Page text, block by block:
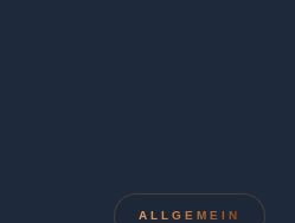
ALLGEMEIN